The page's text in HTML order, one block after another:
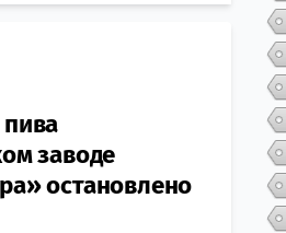
заводе
остановлено